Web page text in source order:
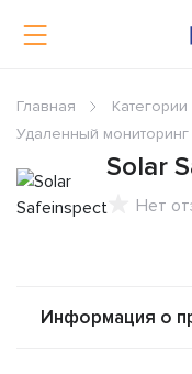
Главная
Категории
Удаленный
Solar
Нет
Информация о